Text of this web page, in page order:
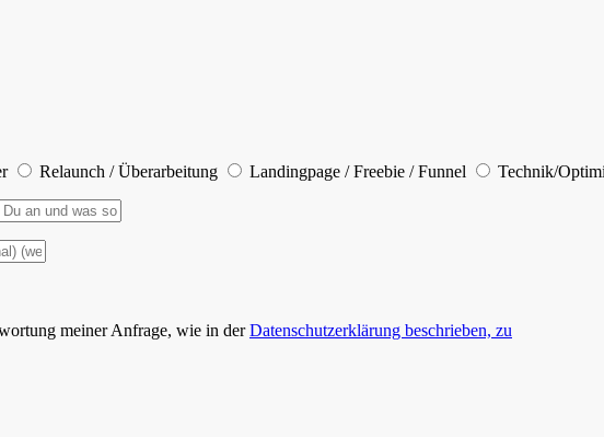
Relaunch / Überarbeitung Landingpage / Freebie / Funnel Technik/
meiner Anfrage, wie in derDatenschutzerklärung beschrieben, zu